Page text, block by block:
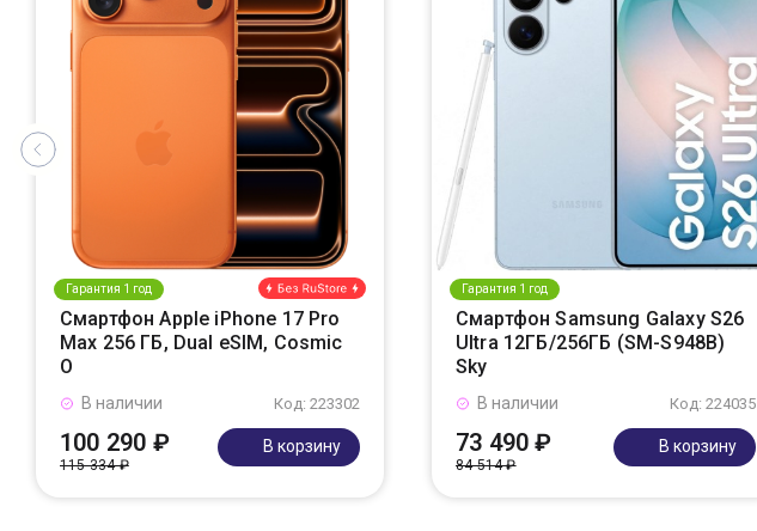
Гарантия 1 год
Смартфон Apple iPhone 17 Pro
Max 256 ГБ, Dual eSIM, Cosmic
O
Код: 223302
В наличии
100 290 ₽
115 334 ₽
В корзину
Гарантия 1 год
Смартфон Samsung Galaxy S26
Ultra 12ГБ/256ГБ (SM-S948B)
Sky
Код: 224035
В наличии
73 490 ₽
84 514 ₽
В корзину